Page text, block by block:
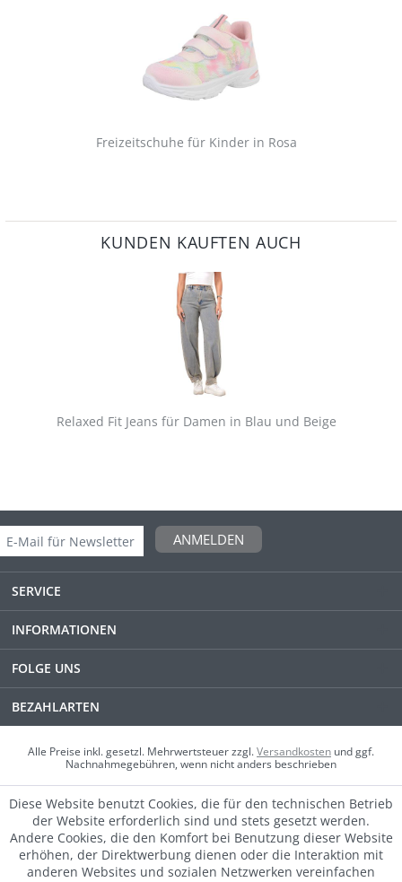
Freizeitschuhe für Kinder in Rosa
KUNDEN KAUFTEN AUCH
Relaxed Fit Jeans für Damen in Blau und Beige
ANMELDEN
SERVICE
INFORMATIONEN
FOLGE UNS
BEZAHLARTEN
Alle Preise inkl. gesetzl. Mehrwertsteuer zzgl.Versandkosten und ggf.
Nachnahmegebühren, wenn nicht anders beschrieben
Diese Website benutzt Cookies, die für den technischen Betrieb
der Website erforderlich sind und stets gesetzt werden.
Andere Cookies, die den Komfort bei Benutzung dieser Website
erhöhen, der Direktwerbung dienen oder die Interaktion mit
anderen Websites und sozialen Netzwerken vereinfachen